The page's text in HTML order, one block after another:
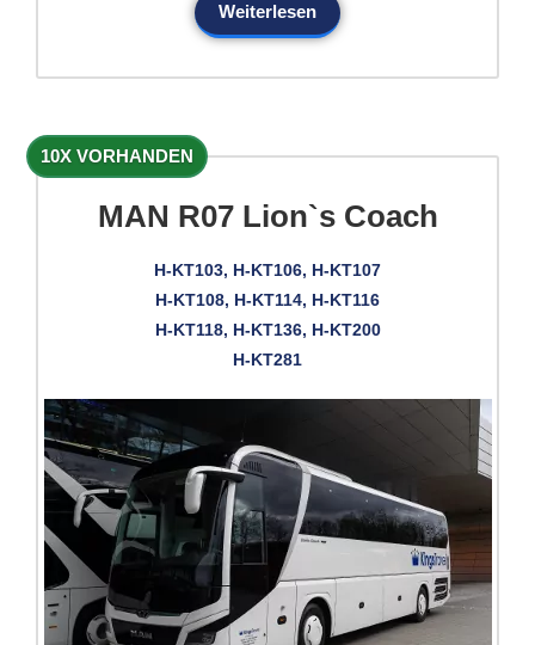
Weiterlesen
10X VORHANDEN
MAN R07 Lion`s Coach
H-KT103, H-KT106, H-KT107
H-KT108, H-KT114, H-KT116
H-KT118, H-KT136, H-KT200
H-KT281